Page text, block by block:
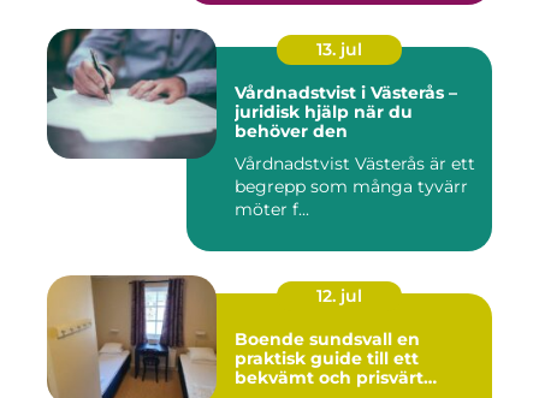
13. jul
Vårdnadstvist i Västerås –
juridisk hjälp när du
behöver den
Vårdnadstvist Västerås är ett
begrepp som många tyvärr
möter f...
12. jul
Boende sundsvall en
praktisk guide till ett
bekvämt och prisvärt